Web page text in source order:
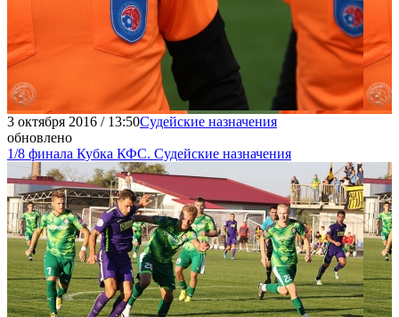
3 октября 2016 / 13:50Судейские назначения
обновлено
1/8 финала Кубка КФС. Судейские назначения